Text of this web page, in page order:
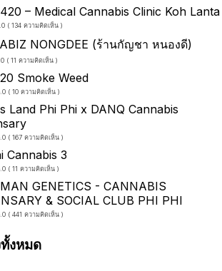
– Medical Cannabis Clinic Koh Lanta
( 134 ความคิดเห็น )
NONGDEE (ร้านกัญชา หนองดี)
( 11 ความคิดเห็น )
Smoke Weed
( 10 ความคิดเห็น )
Land Phi Phi x DANQ Cannabis
( 167 ความคิดเห็น )
Cannabis 3
( 11 ความคิดเห็น )
GENETICS - CANNABIS
& SOCIAL CLUB PHI PHI
( 441 ความคิดเห็น )
งหมด